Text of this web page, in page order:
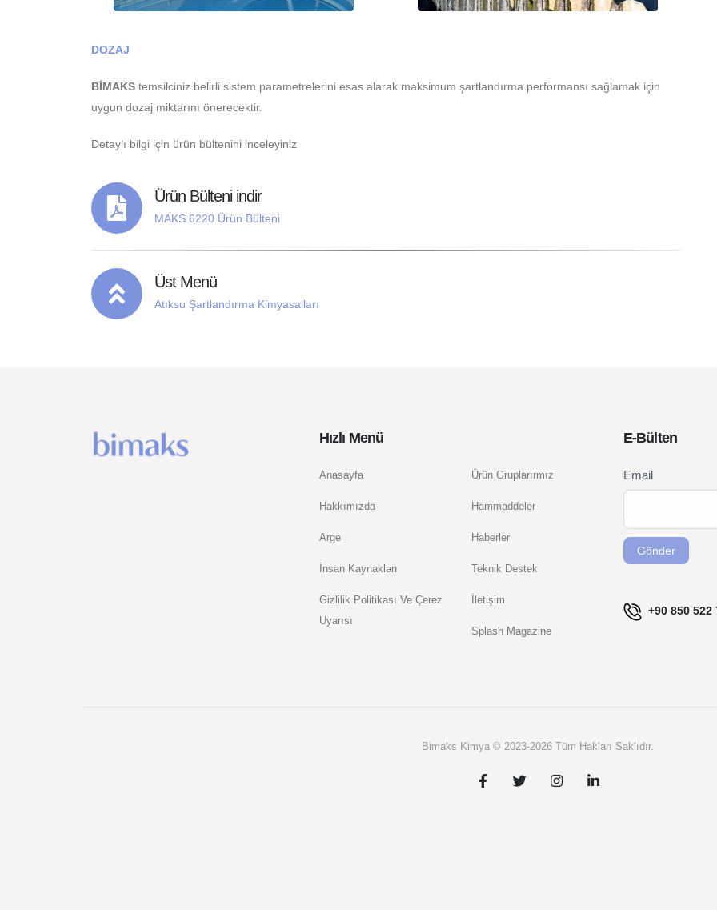
DOZAJ
BİMAKS temsilciniz belirli sistem parametrelerini esas alarak maksimum şartlandırma performansı sağlamak için
uygun dozaj miktarını önerecektir.
Detaylı bilgi için ürün bültenini inceleyiniz
Ürün Bülteni indir
MAKS 6220 Ürün Bülteni
Üst Menü
Atıksu Şartlandırma Kimyasalları
Hızlı Menü
Anasayfa
Hakkımızda
Arge
İnsan Kaynakları
Gizlilik Politikası Ve Çerez
Uyarısı
Ürün Gruplarırmız
Hammaddeler
Haberler
Teknik Destek
İletişim
Splash Magazine
E-Bülten
Newsletter
Signup
Email
Gönder
If you
are
leave
this
blank.
+90 850 522
Bimaks Kimya © 2023-2026 Tüm Hakları Saklıdır.